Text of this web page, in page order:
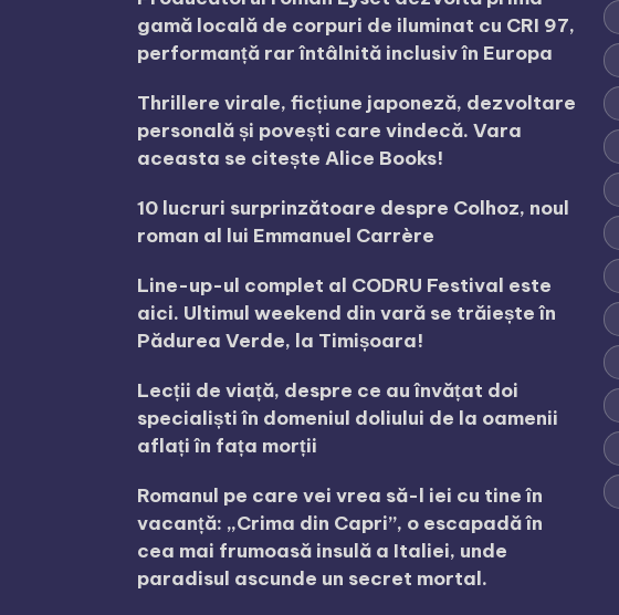
gamă locală de corpuri de iluminat cu CRI 97,
performanță rar întâlnită inclusiv în Europa
Thrillere virale, ficțiune japoneză, dezvoltare
personală și povești care vindecă. Vara
aceasta se citește Alice Books!
10 lucruri surprinzătoare despre Colhoz, noul
roman al lui Emmanuel Carrère
Line-up-ul complet al CODRU Festival este
aici. Ultimul weekend din vară se trăiește în
Pădurea Verde, la Timișoara!
Lecții de viață, despre ce au învățat doi
specialiști în domeniul doliului de la oamenii
aflați în fața morții
Romanul pe care vei vrea să-l iei cu tine în
vacanță: „Crima din Capri”, o escapadă în
cea mai frumoasă insulă a Italiei, unde
paradisul ascunde un secret mortal.